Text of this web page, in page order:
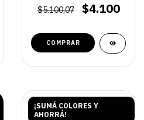
$5.100,07
$4.100
COMPRAR
¡SUMÁ COLORES Y
AHORRÁ!